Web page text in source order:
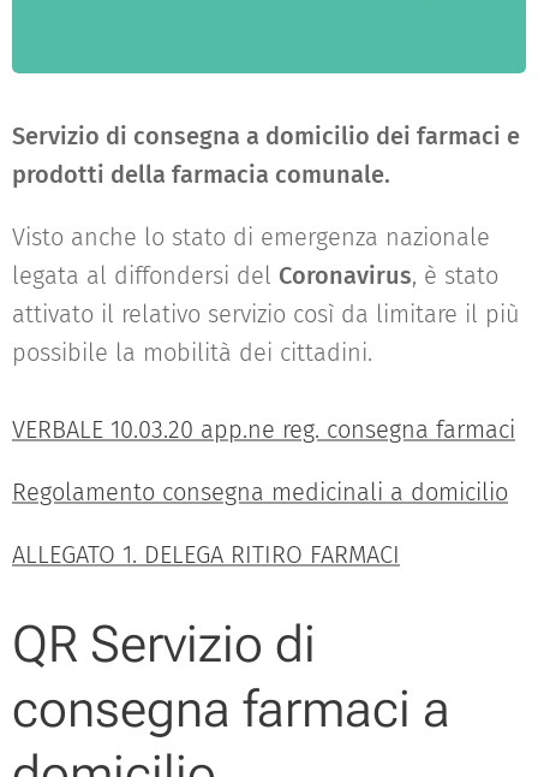
Servizio di consegna a domicilio dei farmaci e
prodotti della farmacia comunale.
Visto anche lo stato di emergenza nazionale
legata al diffondersi del Coronavirus, è stato
attivato il relativo servizio così da limitare il più
possibile la mobilità dei cittadini.
VERBALE 10.03.20 app.ne reg. consegna farmaci
Regolamento consegna medicinali a domicilio
ALLEGATO 1. DELEGA RITIRO FARMACI
QR Servizio di
consegna farmaci a